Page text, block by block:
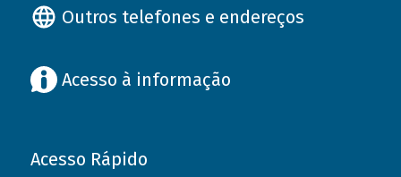
Outros telefones e endereços
Acesso à informação
Acesso Rápido